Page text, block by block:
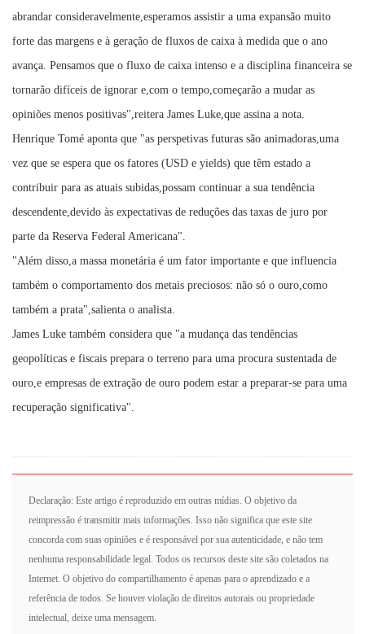
abrandar consideravelmente,esperamos assistir a uma expansão muito
forte das margens e à geração de fluxos de caixa à medida que o ano
avança. Pensamos que o fluxo de caixa intenso e a disciplina financeira se
tornarão difíceis de ignorar e,com o tempo,começarão a mudar as
opiniões menos positivas",reitera James Luke,que assina a nota.
Henrique Tomé aponta que "as perspetivas futuras são animadoras,uma
vez que se espera que os fatores (USD e yields) que têm estado a
contribuir para as atuais subidas,possam continuar a sua tendência
descendente,devido às expectativas de reduções das taxas de juro por
parte da Reserva Federal Americana".
"Além disso,a massa monetária é um fator importante e que influencia
também o comportamento dos metais preciosos: não só o ouro,como
também a prata",salienta o analista.
James Luke também considera que "a mudança das tendências
geopolíticas e fiscais prepara o terreno para uma procura sustentada de
ouro,e empresas de extração de ouro podem estar a preparar-se para uma
recuperação significativa".
Declaração: Este artigo é reproduzido em outras mídias. O objetivo da
reimpressão é transmitir mais informações. Isso não significa que este site
concorda com suas opiniões e é responsável por sua autenticidade, e não tem
nenhuma responsabilidade legal. Todos os recursos deste site são coletados na
Internet. O objetivo do compartilhamento é apenas para o aprendizado e a
referência de todos. Se houver violação de direitos autorais ou propriedade
intelectual, deixe uma mensagem.